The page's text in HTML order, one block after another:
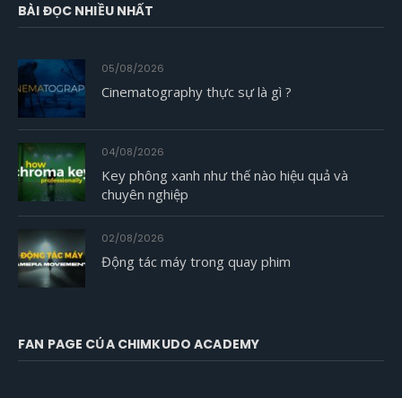
BÀI ĐỌC NHIỀU NHẤT
05/08/2026
Cinematography thực sự là gì ?
04/08/2026
Key phông xanh như thế nào hiệu quả và
chuyên nghiệp
02/08/2026
Động tác máy trong quay phim
FAN PAGE CỦA CHIMKUDO ACADEMY